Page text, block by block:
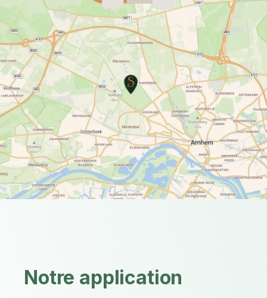
Notre application